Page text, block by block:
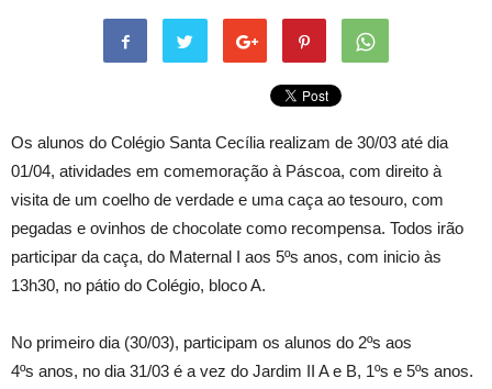
Os alunos do Colégio Santa Cecília realizam de 30/03 até dia
01/04, atividades em comemoração à Páscoa, com direito à
visita de um coelho de verdade e uma caça ao tesouro, com
pegadas e ovinhos de chocolate como recompensa. Todos irão
participar da caça, do Maternal I aos 5ºs anos, com inicio às
13h30, no pátio do Colégio, bloco A.
No primeiro dia (30/03), participam os alunos do 2ºs aos
4ºs anos, no dia 31/03 é a vez do Jardim II A e B, 1ºs e 5ºs anos.